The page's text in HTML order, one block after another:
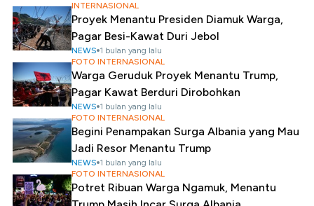
INTERNASIONAL
Proyek Menantu Presiden Diamuk Warga,
Pagar Besi-Kawat Duri Jebol
NEWS 1 bulan yang lalu
FOTO INTERNASIONAL
Warga Geruduk Proyek Menantu Trump,
Pagar Kawat Berduri Dirobohkan
NEWS 1 bulan yang lalu
FOTO INTERNASIONAL
Begini Penampakan Surga Albania yang Mau
Jadi Resor Menantu Trump
NEWS 1 bulan yang lalu
FOTO INTERNASIONAL
Potret Ribuan Warga Ngamuk, Menantu